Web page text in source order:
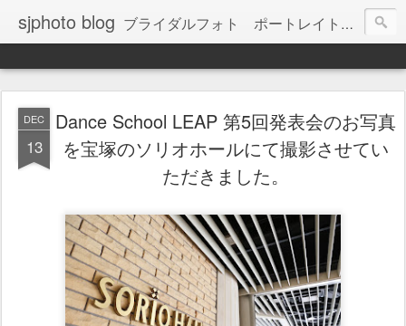
sjphoto blog ブライダルフォト ポートレイト 大阪市東住吉区を拠点に鋭意撮影中 SJフォト
DEC
13
Dance School LEAP 第5回発表会のお写真
を宝塚のソリオホールにて撮影させてい
ただきました。